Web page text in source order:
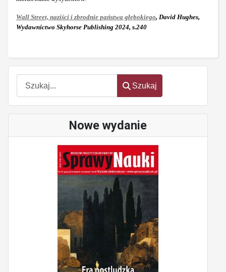
Szukaj
Szukaj
Nowe wydanie
Wall Street, naziści i zbrodnie państwa głębokiego, David Hughes,
Wydawnictwo Skyhorse Publishing 2024, s.240